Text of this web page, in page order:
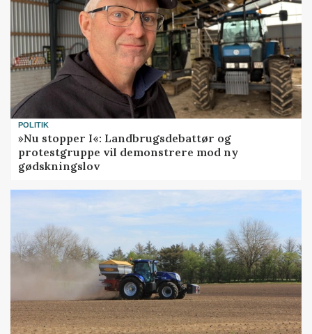
POLITIK
»Nu stopper I«: Landbrugsdebattør og
protestgruppe vil demonstrere mod ny
gødskningslov